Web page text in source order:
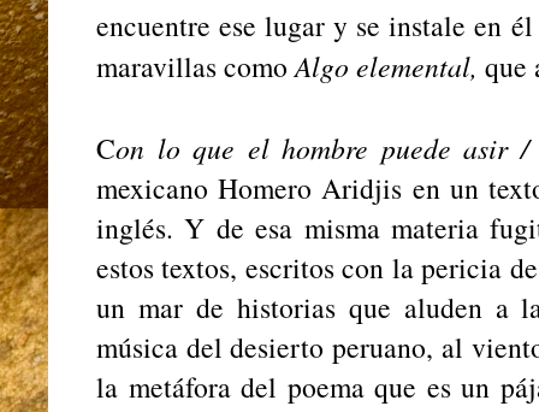
encuentre ese lugar y se instale en
maravillas comoAlgo elemental, que
Con lo que el hombre puede asir /
mexicano Homero Aridjis en un
inglés. Y de esa misma materia
estos textos, escritos con la pericia
un mar de historias que aluden a
música del desierto peruano, al
la metáfora del poema que es un